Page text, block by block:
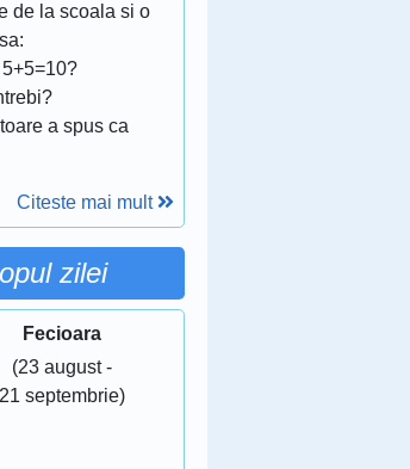
de la scoala si o
a spus ca
Citeste mai mult
zilei
Fecioara
(23 august -
21 septembrie)